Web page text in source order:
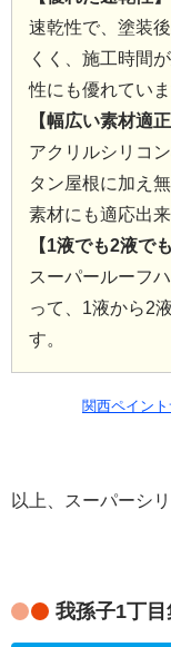
速乾性で、塗装
くく、施工時間
性にも優れていま
【幅広い素材適正
アクリルシリコ
タン屋根に加え
素材にも適応出来
【1液でも2液で
スーパールーフ
って、1液から2
す。
関西ペイン
以上、スーパーシ
我孫子1丁